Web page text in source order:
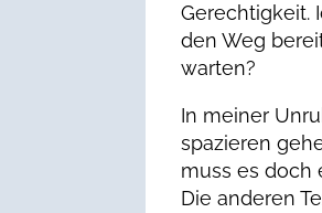
Gerechtigkeit.
den Weg
warten?
In meiner
spazieren
muss es doch
Die anderen